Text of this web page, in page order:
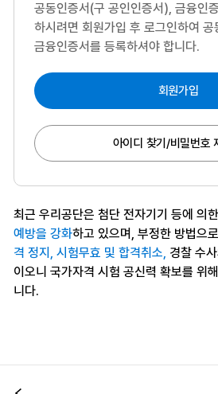
공동인증서(구 공인인증서), 금융인
하시려면 회원가입 후 로그인하여 공
금융인증서를 등록하셔야 합니다.
회원가입
아이디 찾기/비밀번호
최근 우리공단은 첨단 전자기기 등에 의
예방을 강화하고 있으며, 부정한 방법으
격 정지, 시험무효 및 합격취소, 경찰 수
이오니 국가자격 시험 공신력 확보를 위
니다.